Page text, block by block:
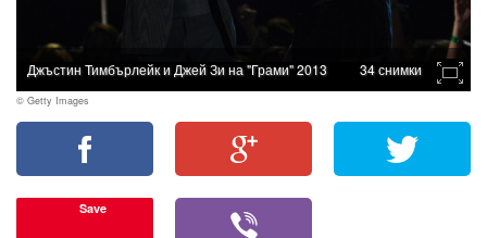
Джъстин Тимбърлейк и Джей Зи на "Грами" 2013 34 снимки
© Getty Images
Save